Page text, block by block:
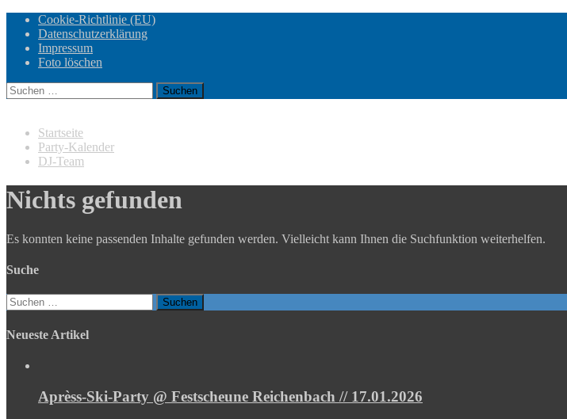
Cookie-Richtlinie (EU)
Datenschutzerklärung
Impressum
Foto löschen
Suchen
nach:
Startseite
Party-Kalender
DJ-Team
Nichts gefunden
Es konnten keine passenden Inhalte gefunden werden. Vielleicht kann Ihnen die Suchfunktion weiterhelfen.
Suche
Suchen
nach:
Neueste Artikel
Aprèss-Ski-Party @ Festscheune Reichenbach // 17.01.2026